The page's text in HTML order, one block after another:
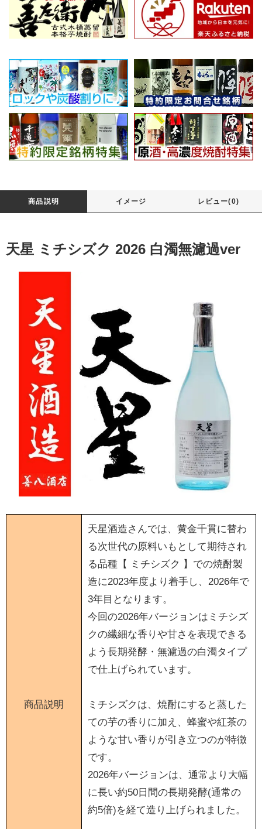
商品説明 イメージ レビュー(0)
天星 ミチシズク 2026 白濁無濾過ver
商品説明
天星酒造さんでは、黄金千貫に替わ
る次世代の原料いもとして期待され
る品種【 ミチシズク 】での焼酎製
造に2023年度より着手し、2026年で
3年目となります。
今回の2026年バージョンはミチシズ
クの繊細な香りや甘さを表現できる
よう長期発酵・無濾過の白濁タイプ
で仕上げられています。
ミチシズクは、焼酎にすると蒸した
ての芋の香りに加え、蜂蜜や紅茶の
ような甘い香りが引き立つのが特徴
です。
2026年バージョンは、通常より大幅
に長い約50日間の長期発酵(通常の
約5倍)を経て造り上げられました。